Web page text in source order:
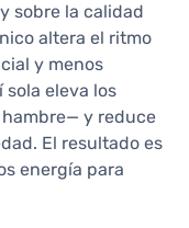
sobre la calidad
altera el ritmo
y menos
sola eleva los
y reduce
El resultado es
energía para